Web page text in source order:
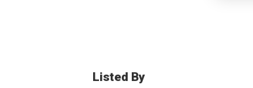
Listed By